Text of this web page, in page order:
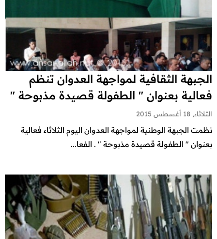
الجبهة الثقافية لمواجهة العدوان تنظم
فعالية بعنوان " الطفولة قصيدة مذبوحة "
الثلاثاء, 18 أغسطس 2015
نظمت الجبهة الوطنية لمواجهة العدوان اليوم الثلاثاء فعالية
بعنوان " الطفولة قصيدة مذبوحة " . الفعا...